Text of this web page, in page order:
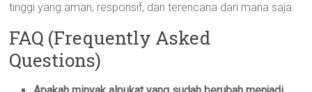
tinggi yang aman, responsif, dan terencana dari mana saja.
FAQ (Frequently Asked
Questions)